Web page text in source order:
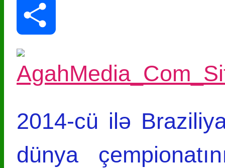
WhatsApp
Share
2014-cü ilə
dünya